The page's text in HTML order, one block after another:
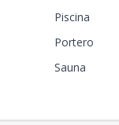
Piscina
Portero
Sauna